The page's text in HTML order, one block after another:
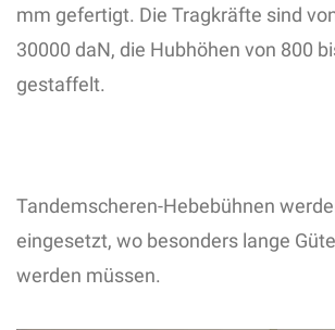
mm gefertigt. Die Tragkräfte sind
30000 daN, die Hubhöhen von 800
gestaffelt.
Tandemscheren-Hebebühnen
eingesetzt, wo besonders lange
werden müssen.